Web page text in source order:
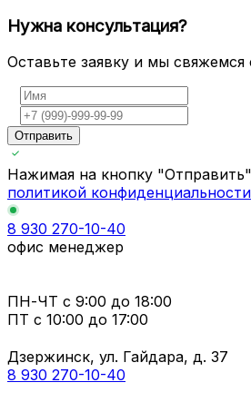
Нужна консультация?
Оставьте заявку и мы
Отправить
Нажимая на кнопку
политикой конфиденциальности
8 930 270-10-40
офис менеджер
ПН-ЧТ с 9:00 до 18:00
ПТ с 10:00 до 17:00
Дзержинск, ул. Гайдара, д. 37
8 930 270-10-40